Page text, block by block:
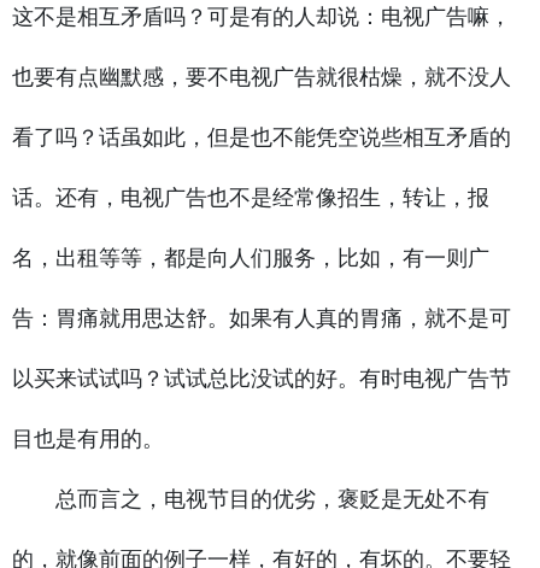
这不是相互矛盾吗？可是有的人却说：电视广告嘛，
也要有点幽默感，要不电视广告就很枯燥，就不没人
看了吗？话虽如此，但是也不能凭空说些相互矛盾的
话。还有，电视广告也不是经常像招生，转让，报
名，出租等等，都是向人们服务，比如，有一则广
告：胃痛就用思达舒。如果有人真的胃痛，就不是可
以买来试试吗？试试总比没试的好。有时电视广告节
目也是有用的。
总而言之，电视节目的优劣，褒贬是无处不有
的，就像前面的例子一样，有好的，有坏的。不要轻